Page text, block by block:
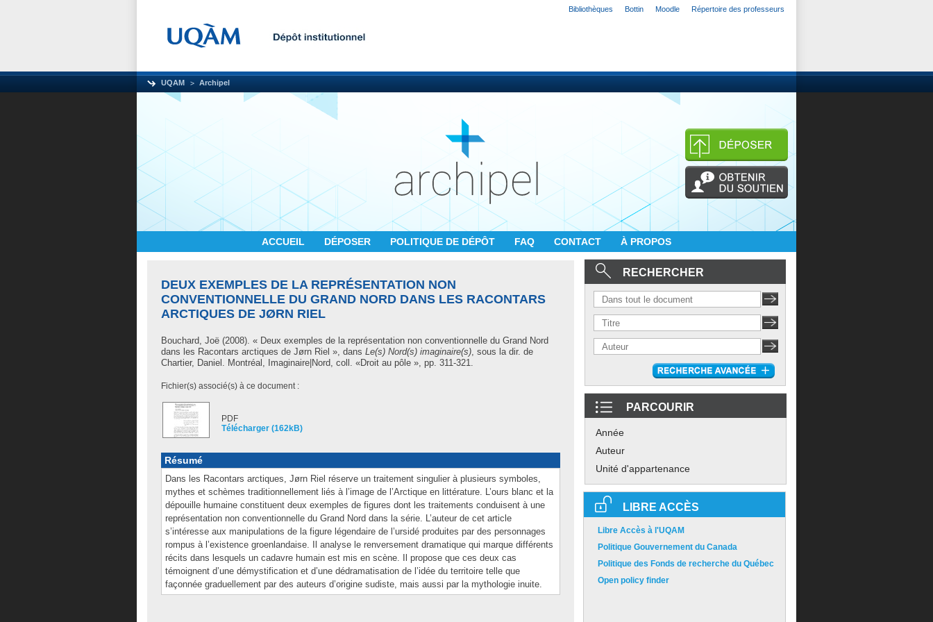
Bibliothèques Bottin Moodle Répertoire des professeurs
UQAM Archipel
ACCUEIL DÉPOSER POLITIQUE DE DÉPÔT FAQ CONTACT À PROPOS
DEUX EXEMPLES DE LA REPRÉSENTATION NON
CONVENTIONNELLE DU GRAND NORD DANS LES RACONTARS
ARCTIQUES DE JØRN RIEL
Bouchard, Joë (2008). « Deux exemples de la représentation non conventionnelle du Grand Nord
dans les Racontars arctiques de Jørn Riel », dans Le(s) Nord(s) imaginaire(s), sous la dir. de
Chartier, Daniel . Montréal, Imaginaire|Nord, coll. «Droit au pôle », pp. 311-321.
Fichier(s) associé(s) à ce document :
PDF
Télécharger (162kB)
Résumé
Dans les Racontars arctiques, Jørn Riel réserve un traitement singulier à plusieurs symboles,
mythes et schèmes traditionnellement liés à l’image de l’Arctique en littérature. L’ours blanc et la
dépouille humaine constituent deux exemples de figures dont les traitements conduisent à une
représentation non conventionnelle du Grand Nord dans la série. L’auteur de cet article
s’intéresse aux manipulations de la figure légendaire de l’ursidé produites par des personnages
rompus à l’existence groenlandaise. Il analyse le renversement dramatique qui marque différents
récits dans lesquels un cadavre humain est mis en scène. Il propose que ces deux cas
témoignent d’une démystification et d’une dédramatisation de l’idée du territoire telle que
façonnée graduellement par des auteurs d’origine sudiste, mais aussi par la mythologie inuite.
RECHERCHER
PARCOURIR
Année
Auteur
Unité d'appartenance
LIBRE ACCÈS
Libre Accès à l'UQAM
Politique Gouvernement du Canada
Politique des Fonds de recherche du Québec
Open policy finder